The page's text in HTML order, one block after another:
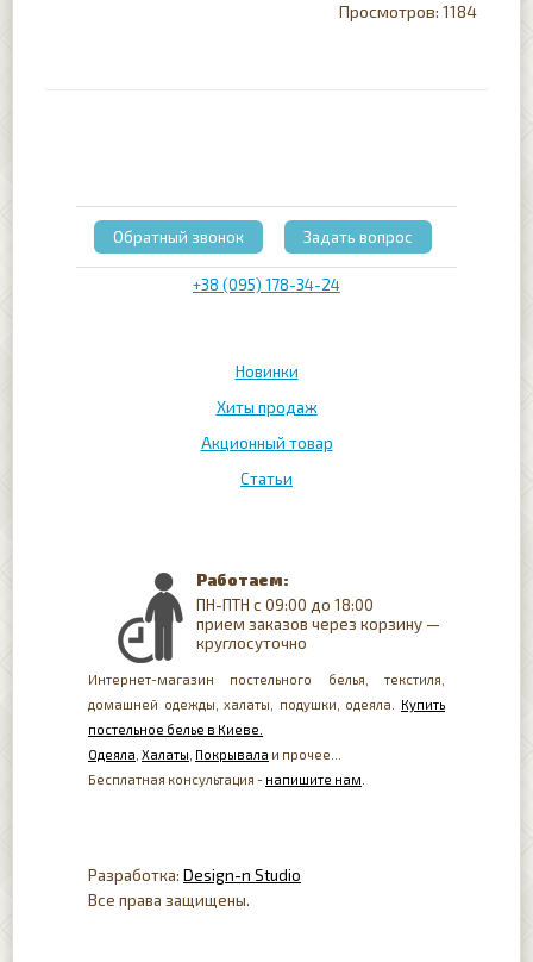
1184
Новинки
Хиты продаж
Акционный товар
Статьи
+38 (095) 178-34-24
Обратный звонок Задать вопрос
Работаем:
ПН-ПТН с 09:00 до 18:00
прием заказов через корзину —
круглосуточно
Интернет-магазин постельного белья, текстиля,
домашней одежды, халаты, подушки, одеяла. Купить
постельное белье в Киеве.
Одеяла Халаты Покрывала и прочее...
Бесплатная консультация - напишите нам
Разработка: Design-n Studio
Все права защищены.